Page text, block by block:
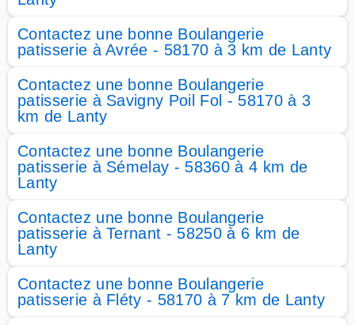
Contactez une bonne Boulangerie
patisserie à Avrée - 58170 à 3 km de Lanty
Contactez une bonne Boulangerie
patisserie à Savigny Poil Fol - 58170 à 3
km de Lanty
Contactez une bonne Boulangerie
patisserie à Sémelay - 58360 à 4 km de
Lanty
Contactez une bonne Boulangerie
patisserie à Ternant - 58250 à 6 km de
Lanty
Contactez une bonne Boulangerie
patisserie à Fléty - 58170 à 7 km de Lanty